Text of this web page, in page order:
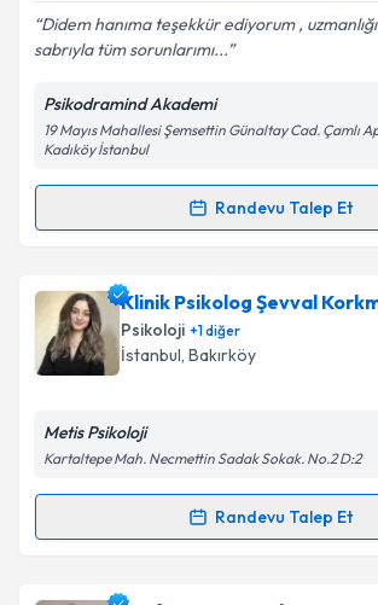
E-posta Adresiniz
Kişisel verilerimin işlenmesine
Metni
kapsamda işlenmesini kabul
Didem hanıma teşekkür ediyorum ,
sabrıyla tüm sorunlarımı...
Psikodramind Akademi
19 Mayıs Mahallesi Şemsettin Günaltay Cad. Çamlı
Kadıköy İstanbul
Randevu Talep Et
Randevu Takvimi Talebi
Klinik Psikolog Didem Çengeliçin
talebi oluşturun. Size bu uzmandan
için bir takvim hazırlandığında e-posta
bilgilendireceğiz.
Kişisel verilerimin işlenmesine
kapsamda işlenmesini kabul
Klinik Psikolog Şevval
Psikoloji +1diğer
İstanbul, Bakırköy
Metis Psikoloji
Kartaltepe Mah. Necmettin Sadak Sokak. No.2 D:2
Randevu Talep Et
Randevu Takvimi Talebi